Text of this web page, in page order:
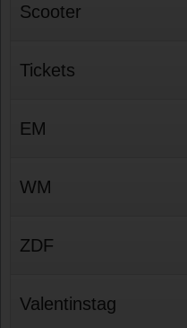
Scooter
Tickets
EM
WM
ZDF
Valentinstag